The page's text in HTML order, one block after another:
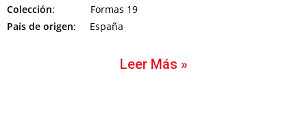
Colección: Formas 19
País de origen: España
Leer Más »